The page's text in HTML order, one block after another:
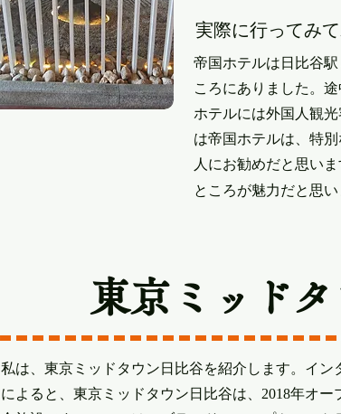
実際に行ってみ
帝国ホテルは日比谷
ころにありました。
ホテルには外国人観
は帝国ホテルは、特
人にお勧めだと思い
ところが魅力だと思い
東京ミッド
私は、東京ミッドタウン日比谷を紹介します。イン
によると、東京ミッドタウン日比谷は、2018年オー